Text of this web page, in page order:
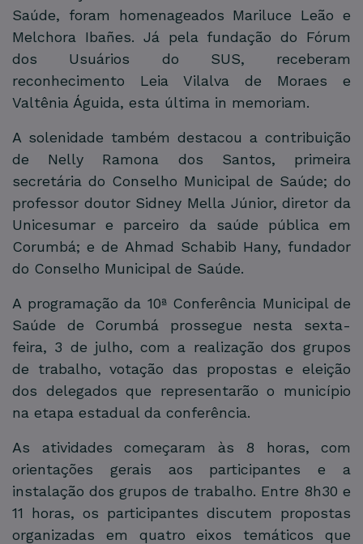
Saúde, foram homenageados Mariluce Leão e
Melchora Ibañes. Já pela fundação do Fórum
dos Usuários do SUS, receberam
reconhecimento Leia Vilalva de Moraes e
Valtênia Águida, esta última in memoriam.
A solenidade também destacou a contribuição
de Nelly Ramona dos Santos, primeira
secretária do Conselho Municipal de Saúde; do
professor doutor Sidney Mella Júnior, diretor da
Unicesumar e parceiro da saúde pública em
Corumbá; e de Ahmad Schabib Hany, fundador
do Conselho Municipal de Saúde.
A programação da 10ª Conferência Municipal de
Saúde de Corumbá prossegue nesta sexta-
feira, 3 de julho, com a realização dos grupos
de trabalho, votação das propostas e eleição
dos delegados que representarão o município
na etapa estadual da conferência.
As atividades começaram às 8 horas, com
orientações gerais aos participantes e a
instalação dos grupos de trabalho. Entre 8h30 e
11 horas, os participantes discutem propostas
organizadas em quatro eixos temáticos que